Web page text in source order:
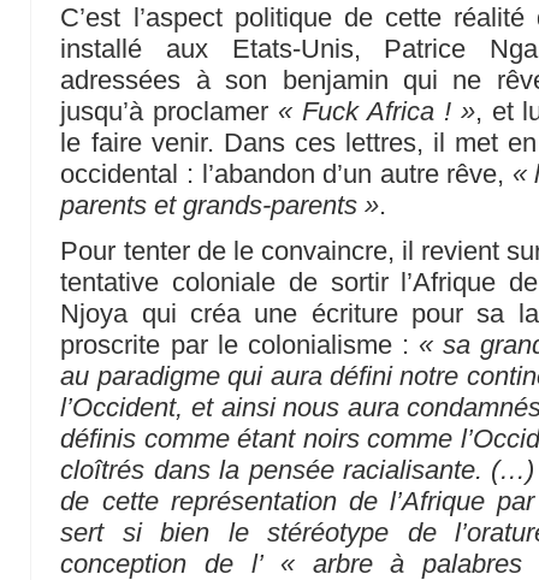
C’est l’aspect politique de cette
installé aux Etats-Unis, Patrice
adressées à son benjamin qui ne
jusqu’à proclamer « Fuck Africa ! », et
le faire venir. Dans ces lettres, il met
occidental : l’abandon d’un autre rêve, «
parents et grands-parents ».
Pour tenter de le convaincre, il revient
tentative coloniale de sortir l’Afrique
Njoya qui créa une écriture pour sa
proscrite par le colonialisme : « sa
au paradigme qui aura défini notre
l’Occident, et ainsi nous aura
définis comme étant noirs comme
cloîtrés dans la pensée racialisante.
de cette représentation de l’Afrique
sert si bien le stéréotype de
conception de l’ « arbre à